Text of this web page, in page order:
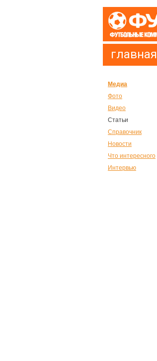
главная
Медиа
Фото
Видео
Статьи
Справочник
Новости
Что интересного
Интервью